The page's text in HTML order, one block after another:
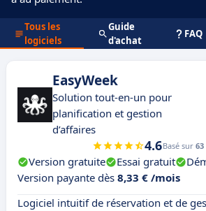
Tous les
logiciels
Guide
d'achat
FAQ
EasyWeek
Solution tout-en-un pour
planification et gestion
d’affaires
4.6Basé sur 63
Version gratuite Essai gratuit
Version payante dès 8,33 € /mois
Logiciel intuitif de réservation et de